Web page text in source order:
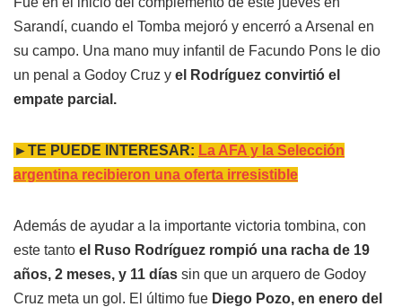
Sarandí, cuando el Tomba mejoró y encerró a Arsenal en
su campo. Una mano muy infantil de Facundo Pons le dio
un penal a Godoy Cruz y el Rodríguez convirtió el
empate parcial.
►TE PUEDE INTERESAR: La AFA y la Selección
argentina recibieron una oferta irresistible
Además de ayudar a la importante victoria tombina, con
este tanto el Ruso Rodríguez rompió una racha de 19
años, 2 meses, y 11 días sin que un arquero de Godoy
Cruz meta un gol. El último fue Diego Pozo, en enero del